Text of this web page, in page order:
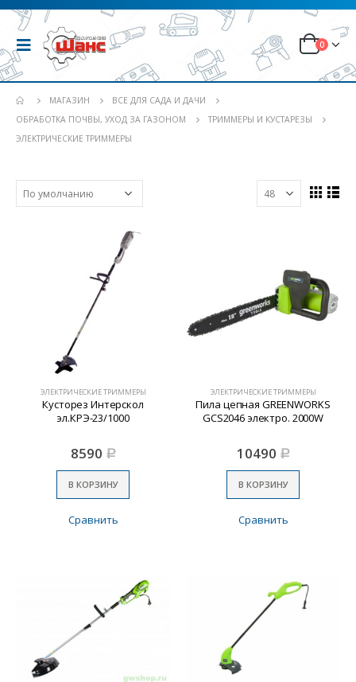
0
МАГАЗИН
ВСЕ ДЛЯ САДА И ДАЧИ
ОБРАБОТКА ПОЧВЫ, УХОД ЗА ГАЗОНОМ
ТРИММЕРЫ И КУСТАРЕЗЫ
ЭЛЕКТРИЧЕСКИЕ ТРИММЕРЫ
ЭЛЕКТРИЧЕСКИЕ ТРИММЕРЫ
Кусторез Интерскол
эл.КРЭ-23/1000
8590 Р
В КОРЗИНУ
Сравнить
ЭЛЕКТРИЧЕСКИЕ ТРИММЕРЫ
Пила цепная GREENWORKS
GCS2046 электро. 2000W
10490 Р
В КОРЗИНУ
Сравнить